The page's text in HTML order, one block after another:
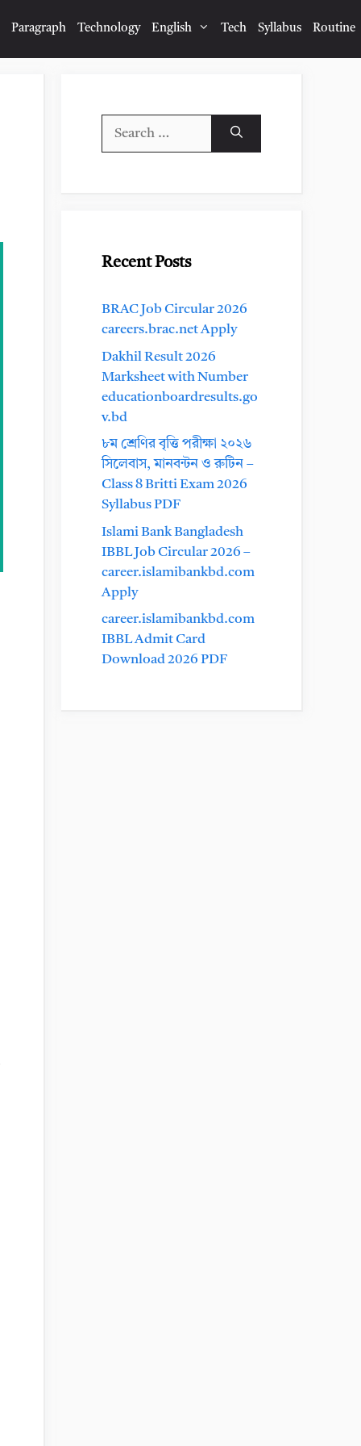
Paragraph Technology English Tech Syllabus Routine
Recent Posts
BRAC Job Circular 2026
careers.brac.net Apply
Dakhil Result 2026
Marksheet with Number
educationboardresults.go
v.bd
৮ম শ্রেণির বৃত্তি পরীক্ষা ২০২৬
সিলেবাস, মানবন্টন ও রুটিন –
Class 8 Britti Exam 2026
Syllabus PDF
Islami Bank Bangladesh
IBBL Job Circular 2026 –
career.islamibankbd.com
Apply
career.islamibankbd.com
IBBL Admit Card
Download 2026 PDF